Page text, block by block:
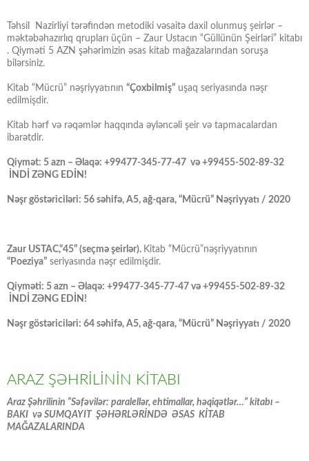
Təhsil Nazirliyi tərəfindən metodiki vəsaitə daxil olunmuş şeirlər –
məktəbəhazırlıq qrupları üçün – Zaur Ustacın “Güllünün Şeirləri” kitabı
. Qiyməti 5 AZN şəhərimizin əsas kitab mağazalarından soruşa
bilərsiniz.
Kitab “Mücrü” nəşriyyatının “Çoxbilmiş” uşaq seriyasında nəşr
edilmişdir.
Kitab hərf və rəqəmlər haqqında əyləncəli şeir və tapmacalardan
ibarətdir.
Qiymət: 5 azn – Əlaqə: +99477-345-77-47 və +99455-502-89-32
İNDİ ZƏNG EDİN!
Nəşr göstəriciləri: 56 səhifə, A5, ağ-qara, “Mücrü” Nəşriyyatı / 2020
Zaur USTAC,“45” (seçmə şeirlər). Kitab “Mücrü”nəşriyyatının
“Poeziya” seriyasında nəşr edilmişdir.
Qiyməti: 5 azn – Əlaqə: +99477-345-77-47 və +99455-502-89-32
İNDİ ZƏNG EDİN!
Nəşr göstəriciləri: 64 səhifə, A5, ağ-qara, “Mücrü” Nəşriyyatı / 2020
ARAZ ŞƏHRİLİNİN KİTABI
Araz Şəhrilinin “Səfəvilər: paralellər, ehtimallar, həqiqətlər…” kitabı –
BAKI və SUMQAYIT ŞƏHƏRLƏRİNDƏ ƏSAS KİTAB
MAĞAZALARINDA